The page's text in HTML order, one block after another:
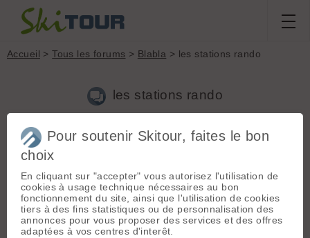
Accueil >Tous les forums > Blabla > les stations rando
les stations rando
Nouveau sujet Voir tous les sujets Chercher Archives
dominique
Bonsoir, je viens de relire cet article de 2017.
www.ski-libre.com/infoskirando/non-le-ski-de-rando-n-a-pas-
besoin-des-stations-pour-se-
developper/javascript:emoticon('😉')
Pour soutenir Skitour, faites le bon
choix
En cliquant sur "accepter" vous autorisez l'utilisation de
cookies à usage technique nécessaires au bon
fonctionnement du site, ainsi que l'utilisation de cookies
tiers à des fins statistiques ou de personnalisation des
annonces pour vous proposer des services et des offres
adaptées à vos centres d'interêt.